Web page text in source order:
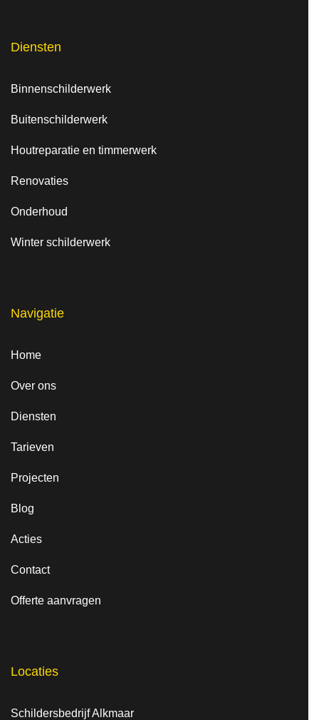
Diensten
Binnenschilderwerk
Buitenschilderwerk
Houtreparatie en timmerwerk
Renovaties
Onderhoud
Winter schilderwerk
Navigatie
Home
Over ons
Diensten
Tarieven
Projecten
Blog
Acties
Contact
Offerte aanvragen
Locaties
Schildersbedrijf Alkmaar